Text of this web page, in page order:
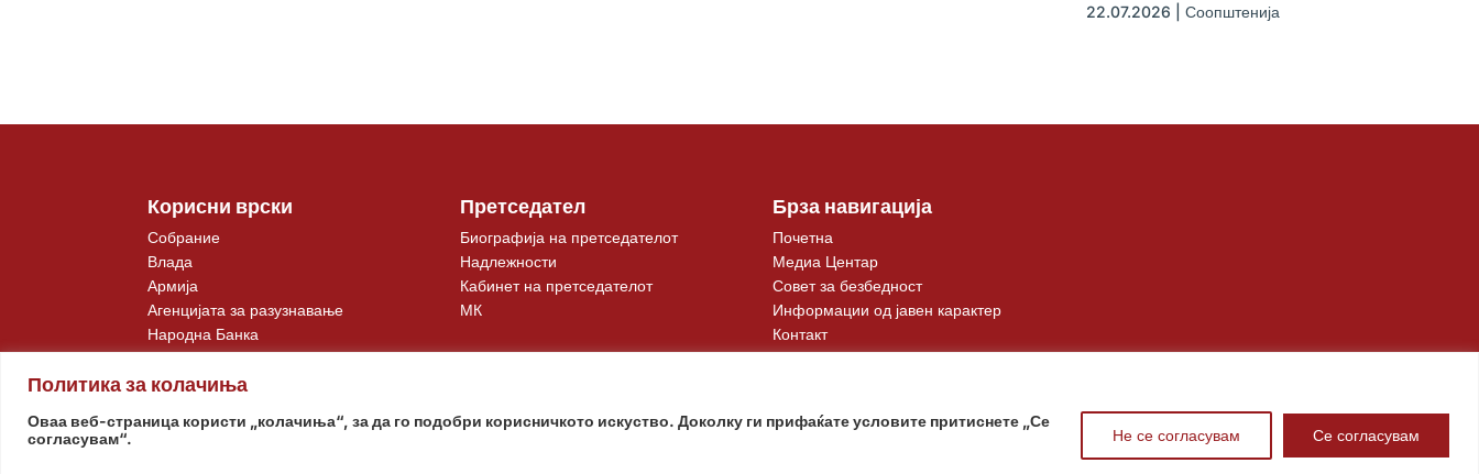
Политика за колачиња
Оваа веб-страница користи „колачиња“, за да го подобри корисничкото искуство. Доколку ги прифаќате условите притиснете „Се
согласувам“.
Не се согласувам Се согласувам
22.07.2026 Соопштенија
Корисни врски
Собрание
Влада
Армија
Агенцијата за разузнавање
Народна Банка
Претседател
Биографија на претседателот
Надлежности
Кабинет на претседателот
МК
Брза навигација
Почетна
Медиа Центар
Совет за безбедност
Информации од јавен карактер
Контакт